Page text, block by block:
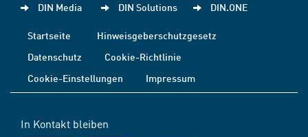
DIN Media DIN Solutions DIN.ONE
Startseite
Hinweisgeberschutzgesetz
Datenschutz
Cookie-Richtlinie
Cookie-Einstellungen
Impressum
In Kontakt bleiben